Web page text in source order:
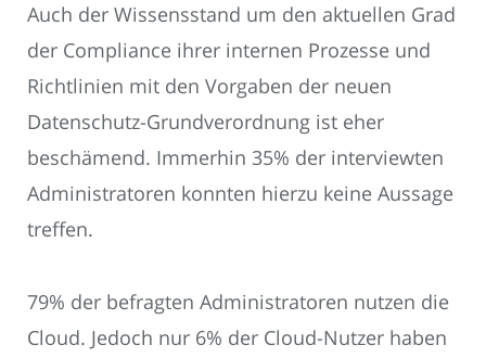
Auch der Wissensstand um den aktuellen Grad
der Compliance ihrer internen Prozesse und
Richtlinien mit den Vorgaben der neuen
Datenschutz-Grundverordnung ist eher
beschämend. Immerhin 35% der interviewten
Administratoren konnten hierzu keine Aussage
treffen.
79% der befragten Administratoren nutzen die
Cloud. Jedoch nur 6% der Cloud-Nutzer haben